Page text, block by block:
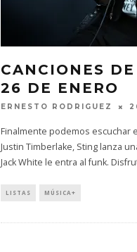
CANCIONES
26 DE ENERO
ERNESTO RODRIGUEZ
Finalmente podemos
Justin Timberlake, Sting lanza
Jack White le entra al funk.
LISTAS MÚSICA+